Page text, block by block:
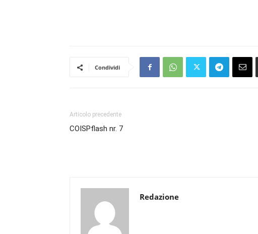
Condividi
Articolo precedente
COISPflash nr. 7
Redazione